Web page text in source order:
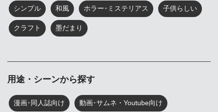
シンプル 和風 ホラー･ミステリアス 子供らしい
クラフト 墨だまり
用途・シーンから探す
漫画･同人誌向け 動画･サムネ・Youtube向け